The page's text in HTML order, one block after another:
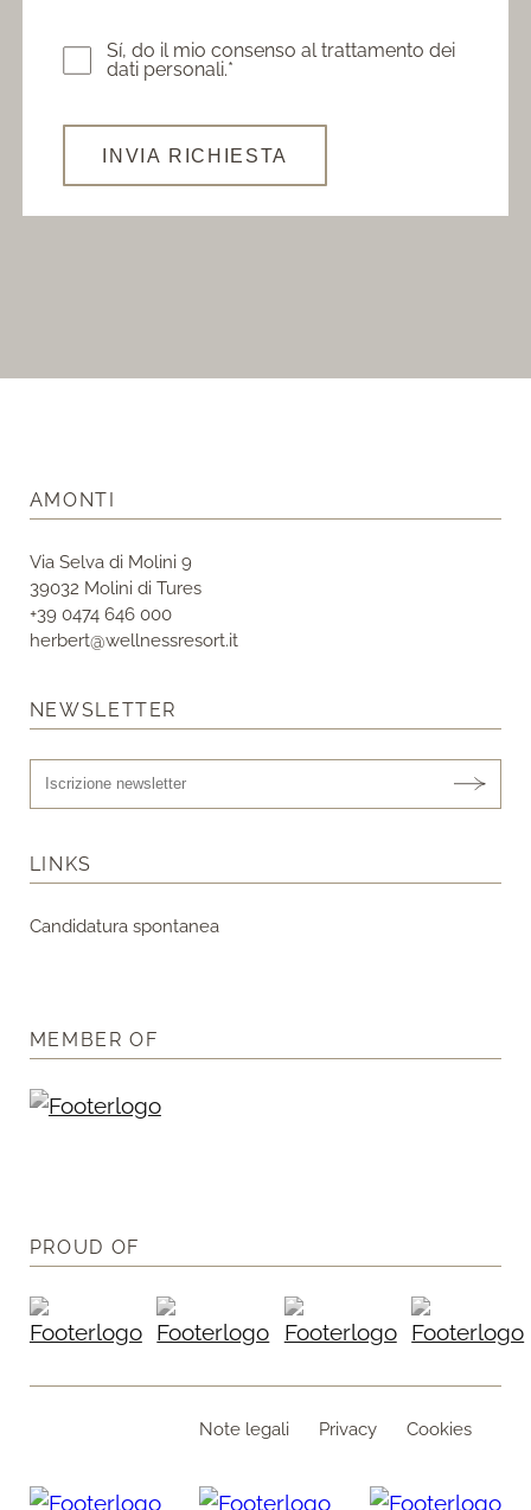
Sí, do il mio consenso al trattamento dei
dati personali.*
INVIA RICHIESTA
AMONTI
Via Selva di Molini 9
39032 Molini di Tures
+39 0474 646 000
herbert@wellnessresort.it
NEWSLETTER
LINKS
Candidatura spontanea
MEMBER OF
PROUD OF
Note legali Privacy Cookies